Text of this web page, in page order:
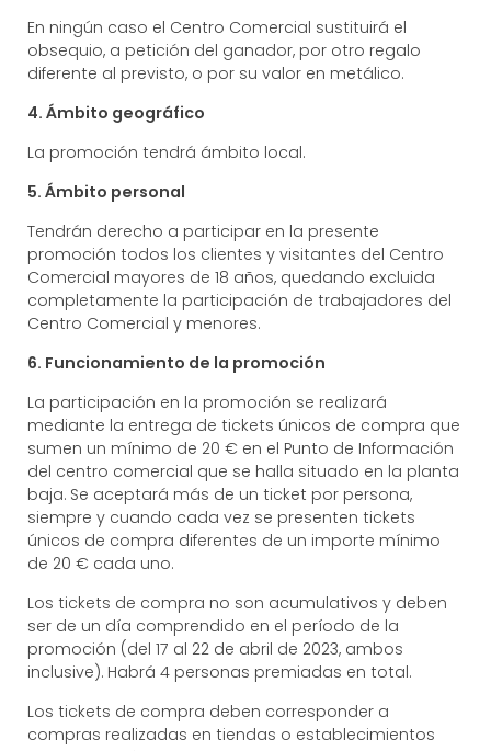
En ningún caso el Centro Comercial sustituirá el
obsequio, a petición del ganador, por otro regalo
diferente al previsto, o por su valor en metálico.
4. Ámbito geográfico
La promoción tendrá ámbito local.
5. Ámbito personal
Tendrán derecho a participar en la presente
promoción todos los clientes y visitantes del Centro
Comercial mayores de 18 años, quedando excluida
completamente la participación de trabajadores del
Centro Comercial y menores.
6. Funcionamiento de la promoción
La participación en la promoción se realizará
mediante la entrega de tickets únicos de compra que
sumen un mínimo de 20 € en el Punto de Información
del centro comercial que se halla situado en la planta
baja. Se aceptará más de un ticket por persona,
siempre y cuando cada vez se presenten tickets
únicos de compra diferentes de un importe mínimo
de 20 € cada uno.
Los tickets de compra no son acumulativos y deben
ser de un día comprendido en el período de la
promoción (del 17 al 22 de abril de 2023, ambos
inclusive). Habrá 4 personas premiadas en total.
Los tickets de compra deben corresponder a
compras realizadas en tiendas o establecimientos